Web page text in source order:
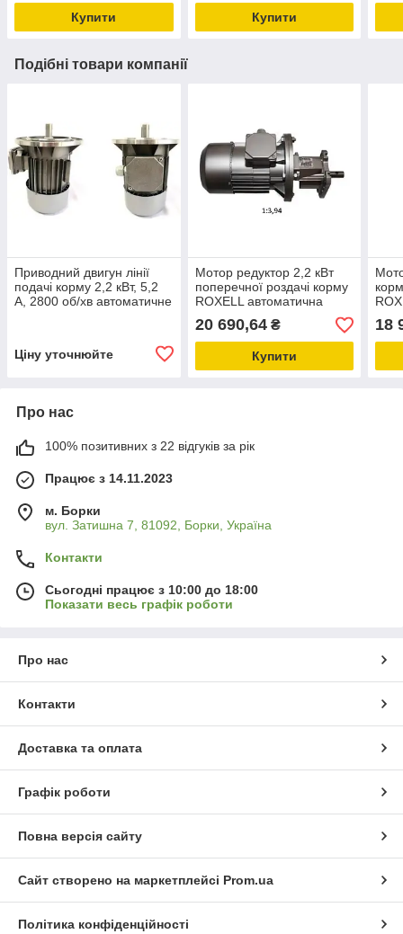
Купити Купити
Подібні товари компанії
Приводний двигун лінії
подачі корму 2,2 кВт, 5,2
A, 2800 об/хв автоматичне
Ціну уточнюйте
Мотор редуктор 2,2 кВт
поперечної роздачі корму
ROXELL автоматична
система годування птиці
20 690,64₴
Купити
18
Про нас
100% позитивних з 22 відгуків за рік
Працює з 14.11.2023
м. Борки
вул. Затишна 7, 81092, Борки, Україна
Контакти
Сьогодні працює з 10:00 до 18:00
Показати весь графік роботи
Про нас
Контакти
Доставка та оплата
Графік роботи
Повна версія сайту
Сайт створено на маркетплейсі Prom.ua
Політика конфіденційності